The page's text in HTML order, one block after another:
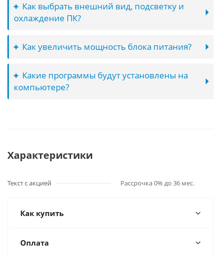
Как выбрать внешний вид, подсветку и
охлаждение ПК?
Как увеличить мощность блока питания?
Какие программы будут установлены на
компьютере?
Характеристики
Текст с акцией Рассрочка 0% до 36 мес.
Как купить
Оплата